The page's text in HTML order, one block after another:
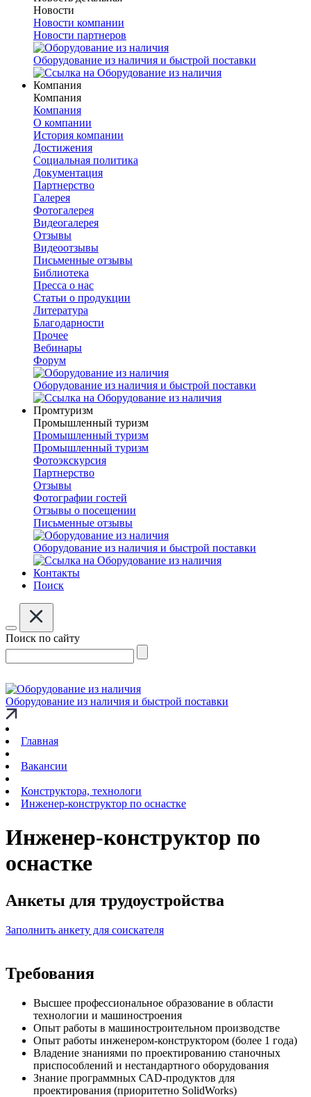
Новости
Новости компании
Новости партнеров
Оборудование из наличия и быстрой поставки
Компания
Компания
Компания
О компании
История компании
Достижения
Социальная политика
Документация
Партнерство
Галерея
Фотогалерея
Видеогалерея
Отзывы
Видеоотзывы
Письменные отзывы
Библиотека
Пресса о нас
Статьи о продукции
Литература
Благодарности
Прочее
Вебинары
Форум
Оборудование из наличия и быстрой поставки
Промтуризм
Промышленный туризм
Промышленный туризм
Промышленный туризм
Фотоэкскурсия
Партнерство
Отзывы
Фотографии гостей
Отзывы о посещении
Письменные отзывы
Оборудование из наличия и быстрой поставки
Контакты
Поиск
Поиск по сайту
Оборудование из наличия и быстрой поставки
Главная
Вакансии
Конструктора, технологи
Инженер-конструктор по оснастке
Инженер-конструктор по
оснастке
Анкеты для трудоустройства
Заполнить анкету для соискателя
Требования
Высшее профессиональное образование в области
технологии и машиностроения
Опыт работы в машиностроительном производстве
Опыт работы инженером-конструктором (более 1 года)
Владение знаниями по проектированию станочных
приспособлений и нестандартного оборудования
Знание программных САD-продуктов для
проектирования (приоритетно SolidWorks)